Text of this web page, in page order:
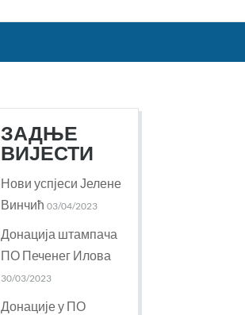
ЗАДЊЕ
ВИЈЕСТИ
Нови успјеси Јелене
Винчић 03/04/2023
Донација штампача
ПО Печенег Илова
30/03/2023
Донације у ПО